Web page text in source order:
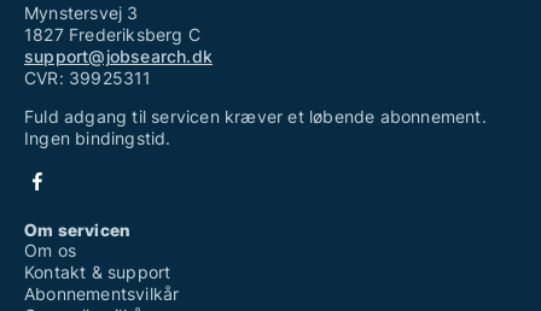
Mynstersvej 3
1827 Frederiksberg C
support@jobsearch.dk
CVR: 39925311
Fuld adgang til servicen kræver et løbende abonnement.
Ingen bindingstid.
Om servicen
Om os
Kontakt & support
Abonnementsvilkår